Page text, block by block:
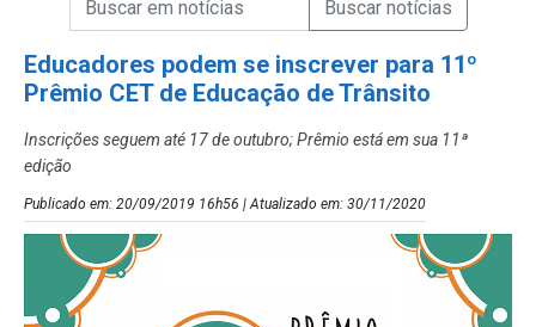
Educadores podem se inscrever para 11º
Prêmio CET de Educação de Trânsito
Inscrições seguem até 17 de outubro; Prêmio está em sua 11ª
edição
Publicado em: 20/09/2019 16h56 | Atualizado em: 30/11/2020